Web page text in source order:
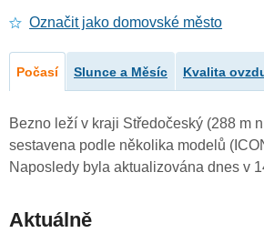
Označit jako domovské město
Počasí Slunce a Měsíc Kvalita
Bezno leží v kraji Středočeský (288 m
sestavena podle několika modelů
Naposledy byla aktualizována dnes v
Aktuálně